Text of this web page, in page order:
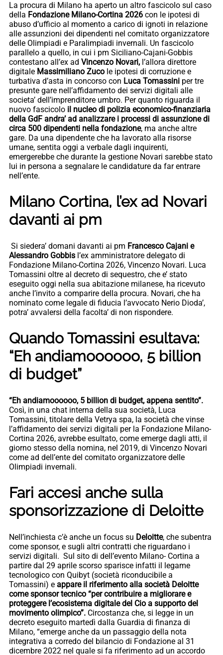
La procura di Milano ha aperto un altro fascicolo sul caso
della Fondazione Milano-Cortina 2026 con le ipotesi di
abuso d’ufficio al momento a carico di ignoti in relazione
alle assunzioni dei dipendenti nel comitato organizzatore
delle Olimpiadi e Paralimpiadi invernali. Un fascicolo
parallelo a quello, in cui i pm Siciliano-Cajani-Gobbis
contestano all’ex ad Vincenzo Novari, l’allora direttore
digitale Massimiliano Zuco le ipotesi di corruzione e
turbativa d’asta in concorso con Luca Tomassini per tre
presunte gare nell’affidamento dei servizi digitali alle
societa’ dell’imprenditore umbro. Per quanto riguarda il
nuovo fascicolo il nucleo di polizia economico-finanziaria
della GdF andra’ ad analizzare i processi di assunzione di
circa 500 dipendenti nella fondazione, ma anche altre
gare. Da una dipendente che ha lavorato alla risorse
umane, sentita oggi a verbale dagli inquirenti,
emergerebbe che durante la gestione Novari sarebbe stato
lui in persona a segnalare le candidature da far entrare
nell’ente.
Milano Cortina, l’ex ad Novari
davanti ai pm
Si siedera’ domani davanti ai pm Francesco Cajani e
Alessandro Gobbis l’ex amministratore delegato di
Fondazione Milano-Cortina 2026, Vincenzo Novari. Luca
Tomassini oltre al decreto di sequestro, che e’ stato
eseguito oggi nella sua abitazione milanese, ha ricevuto
anche l’invito a comparire della procura. Novari, che ha
nominato come legale di fiducia l’avvocato Nerio Dioda’,
potra’ avvalersi della facolta’ di non rispondere.
Quando Tomassini esultava:
“Eh andiamoooooo, 5 billion
di budget”
“Eh andiamoooooo, 5 billion di budget, appena sentito”.
Così, in una chat interna della sua società, Luca
Tomassini, titolare della Vetrya spa, la società che vinse
l’affidamento dei servizi digitali per la Fondazione Milano-
Cortina 2026, avrebbe esultato, come emerge dagli atti, il
giorno stesso della nomina, nel 2019, di Vincenzo Novari
come ad dell’ente del comitato organizzatore delle
Olimpiadi invernali.
Fari accesi anche sulla
sponsorizzazione di Deloitte
Nell’inchiesta c’è anche un focus su Deloitte, che subentra
come sponsor, e sugli altri contratti che riguardano i
servizi digitali. Sul sito di dell’evento Milano- Cortina a
partire dal 29 aprile scorso sparisce infatti il legame
tecnologico con Quibyt (società riconducibile a
Tomassini) e appare il riferimento alla società Deloitte
come sponsor tecnico “per contribuire a migliorare e
proteggere l’ecosistema digitale del Cio a supporto del
movimento olimpico”. Circostanza che, si legge in un
decreto eseguito martedì dalla Guardia di finanza di
Milano, “emerge anche da un passaggio della nota
integrativa a corredo del bilancio di Fondazione al 31
dicembre 2022 nel quale si fa riferimento ad un accordo